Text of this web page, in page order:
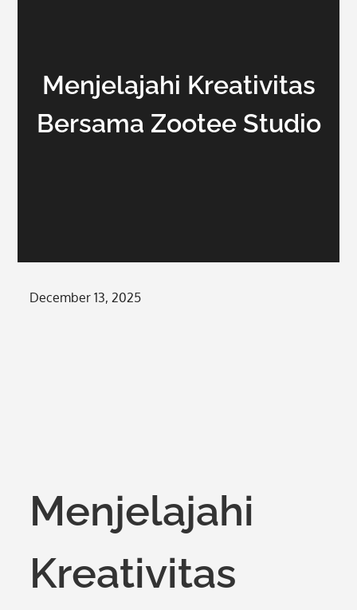
Menjelajahi Kreativitas
Bersama Zootee Studio
Posted
December 13, 2025
Menjelajahi
Kreativitas